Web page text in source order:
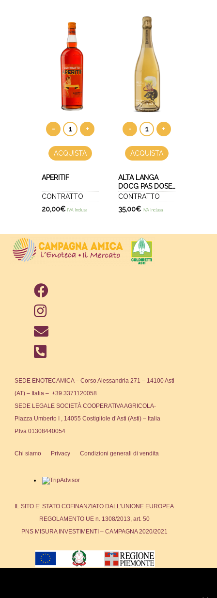
- +
ACQUISTA
ALTA LANGA
DOCG PAS DOSE'
2021 - BLANC DE
BLANCS
CONTRATTO
35,00€ IVA Inclusa
- +
ACQUISTA
APERITIF
CONTRATTO
20,00€ IVA Inclusa
SEDE ENOTECAMICA – Corso Alessandria 271 – 14100 Asti
(AT) – Italia – +39 3371120058
SEDE LEGALE SOCIETÀ COOPERATIVA AGRICOLA-
Piazza Umberto I , 14055 Costigliole d’Asti (Asti) – Italia
P.Iva 01308440054
Chi siamo Privacy Condizioni generali di vendita
IL SITO E’ STATO COFINANZIATO DALL’UNIONE EUROPEA
REGOLAMENTO UE n. 1308/2013, art. 50
PNS MISURA INVESTIMENTI – CAMPAGNA 2020/2021